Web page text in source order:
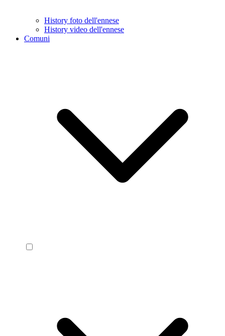
History foto dell'ennese
History video dell'ennese
Comuni